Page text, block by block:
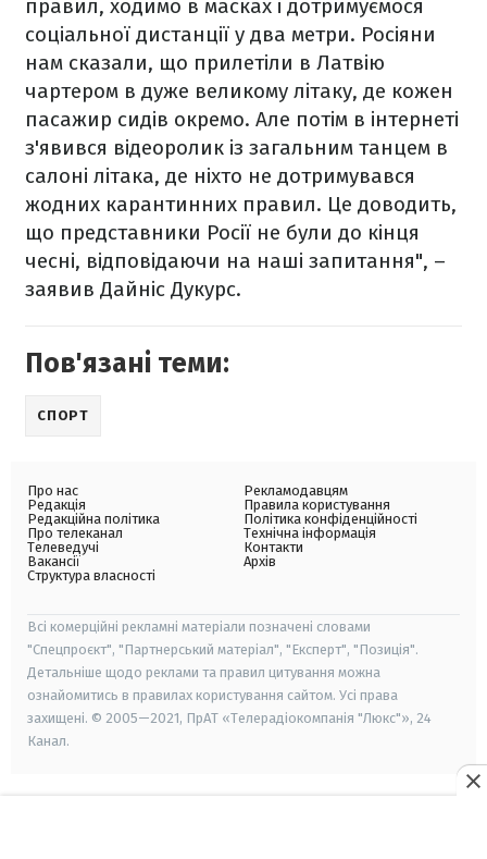
правил, ходимо в масках і дотримуємося
соціальної дистанції у два метри. Росіяни
нам сказали, що прилетіли в Латвію
чартером в дуже великому літаку, де кожен
пасажир сидів окремо. Але потім в інтернеті
з'явився відеоролик із загальним танцем в
салоні літака, де ніхто не дотримувався
жодних карантинних правил. Це доводить,
що представники Росії не були до кінця
чесні, відповідаючи на наші запитання", –
заявив Дайніс Дукурс.
Пов'язані теми:
СПОРТ
Про нас
Редакція
Редакційна політика
Про телеканал
Телеведучі
Вакансії
Структура власності
Рекламодавцям
Правила користування
Політика конфіденційності
Технічна інформація
Контакти
Архів
Всі комерційні рекламні матеріали позначені словами
"Спецпроєкт", "Партнерський матеріал", "Експерт", "Позиція".
Детальніше щодо реклами та правил цитування можна
ознайомитись в правилах користування сайтом. Усі права
захищені. © 2005—2021, ПрАТ «Телерадіокомпанія "Люкс"», 24
Канал.